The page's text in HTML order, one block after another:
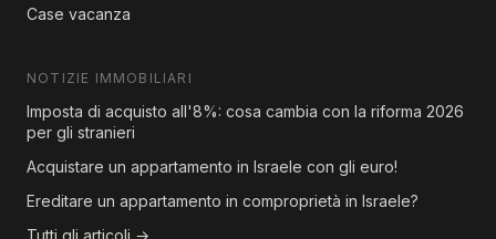
Case vacanza
NOTIZIE IMMOBILIARI
Imposta di acquisto all'8%: cosa cambia con la riforma 2026
per gli stranieri
Acquistare un appartamento in Israele con gli euro!
Ereditare un appartamento in comproprietà in Israele?
Tutti gli articoli →